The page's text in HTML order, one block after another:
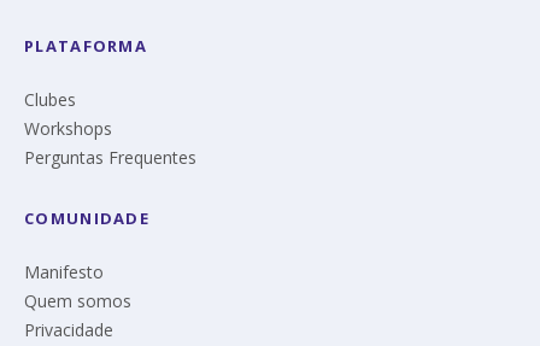
PLATAFORMA
Clubes
Workshops
Perguntas Frequentes
COMUNIDADE
Manifesto
Quem somos
Privacidade